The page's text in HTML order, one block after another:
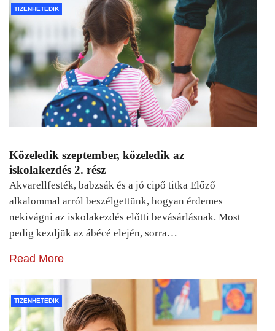
TIZENHETEDIK
Közeledik szeptember, közeledik az
iskolakezdés 2. rész
Akvarellfesték, babzsák és a jó cipő titka Előző
alkalommal arról beszélgettünk, hogyan érdemes
nekivágni az iskolakezdés előtti bevásárlásnak. Most
pedig kezdjük az ábécé elején, sorra…
Read More
TIZENHETEDIK